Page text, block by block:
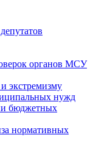
органов МСУ
экстремизму
нужд
бюджетных
нормативных